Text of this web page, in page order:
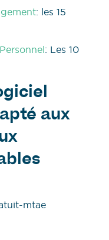
: les 15
: Les 10
aux